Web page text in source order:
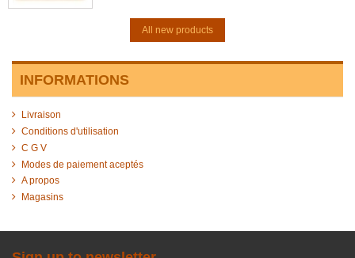
All new products
INFORMATIONS
Livraison
Conditions d'utilisation
C G V
Modes de paiement aceptés
A propos
Magasins